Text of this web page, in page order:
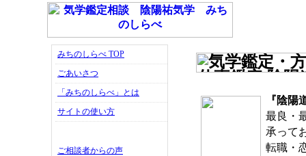
『陰陽
最良・
承って
転職・
みちのしらべ TOP
ごあいさつ
「みちのしらべ」とは
サイトの使い方
ご相談者からの声